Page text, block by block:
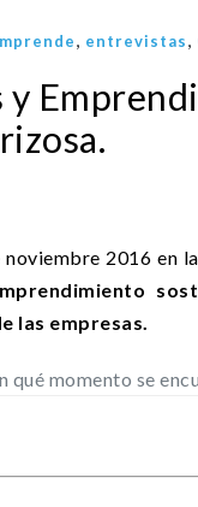
, entrevistas,
y
noviembre 2016 en
las empresas.
momento se